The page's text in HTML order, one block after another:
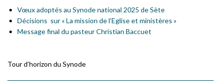
Vœux adoptés au Synode national 2025 de Sète
Décisions sur « La mission de l’Eglise et ministères »
Message final du pasteur Christian Baccuet
Tour d’horizon du Synode